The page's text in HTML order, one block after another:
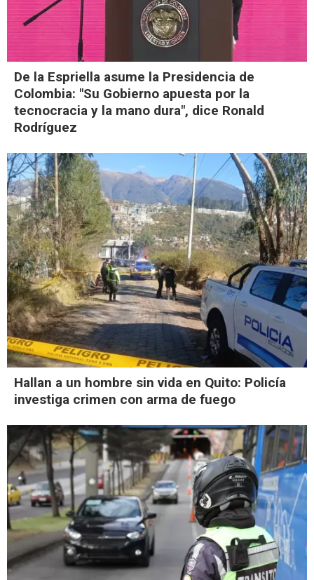
De la Espriella asume la Presidencia de
Colombia: "Su Gobierno apuesta por la
tecnocracia y la mano dura", dice Ronald
Rodríguez
Hallan a un hombre sin vida en Quito: Policía
investiga crimen con arma de fuego